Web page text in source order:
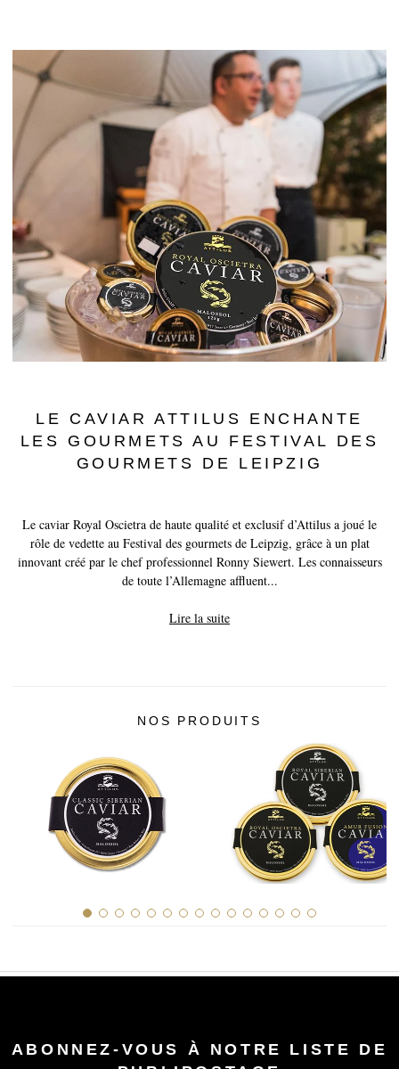
LE CAVIAR ATTILUS ENCHANTE
LES GOURMETS AU FESTIVAL DES
GOURMETS DE LEIPZIG
Le caviar Royal Oscietra de haute qualité et exclusif d’Attilus a joué le
rôle de vedette au Festival des gourmets de Leipzig, grâce à un plat
innovant créé par le chef professionnel Ronny Siewert. Les connaisseurs
de toute l’Allemagne affluent...
Lire la suite
NOS PRODUITS
ABONNEZ-VOUS À NOTRE LISTE DE